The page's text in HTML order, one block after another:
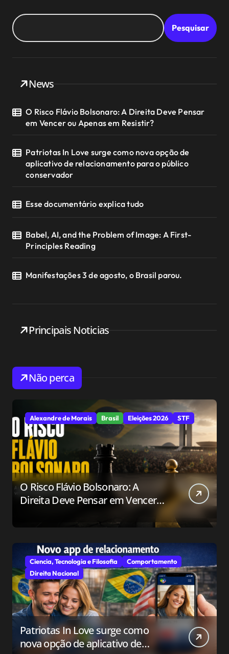
Pesquisar
News
O Risco Flávio Bolsonaro: A Direita Deve Pensar
em Vencer ou Apenas em Resistir?
Patriotas In Love surge como nova opção de
aplicativo de relacionamento para o público
conservador
Esse documentário explica tudo
Babel, AI, and the Problem of Image: A First-
Principles Reading
Manifestações 3 de agosto, o Brasil parou.
Principais Noticias
Não perca
Alexandre de Morais Brasil Eleições 2026 STF
O Risco Flávio Bolsonaro: A
Direita Deve Pensar em Vencer
Ciencia, Tecnologia e Filosofia
Comportamento
Direita Nacional
Patriotas In Love surge como
nova opção de aplicativo de